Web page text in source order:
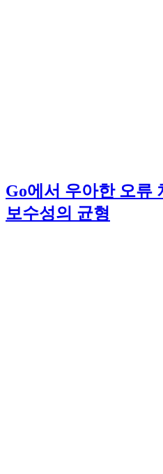
Go에서 우아한 오류
보수성의 균형